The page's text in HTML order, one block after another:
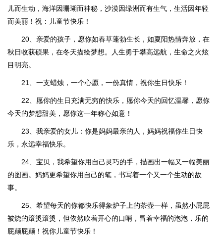
儿而生动，海洋因珊瑚而神秘，沙漠因绿洲而有生气，生活因年轻
而美丽！祝：儿童节快乐！
20、亲爱的孩子，愿你如春草蓬勃生长，如夏阳热情奔放，在
秋日收获硕果，在冬天描绘梦想。人生勇于攀高远航，生命之火炫
目明亮。
21、一支蜡烛，一个心愿，一份真情，祝你生日快乐！
22、愿你的生日充满无穷的快乐，愿你今天的回忆温馨，愿你
今天的梦想甜美，愿你这一年称心如意！
23、我亲爱的女儿：你是妈妈最亲的人，妈妈祝福你生日快
乐，永远幸福快乐。
24、宝贝，我希望你用自己灵巧的手，描画出一幅又一幅美丽
的图画。妈妈更希望你用自己的笔，书写着一个又一个生动的故
事。
25、希望每天的你都快乐得象炉子上的茶壶一样，虽然小屁屁
被烧的滚烫滚烫，但依然吹着开心的口哨，冒着幸福的泡泡，乐的
屁颠屁颠！祝你儿童节快乐！